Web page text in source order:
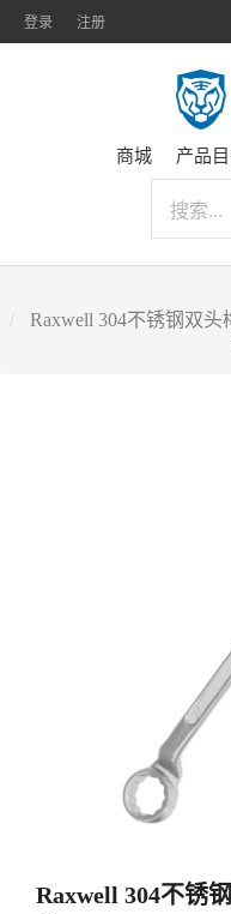
登录 注册
商城 产品
Raxwell 304不锈钢双头
Raxwell 304不锈